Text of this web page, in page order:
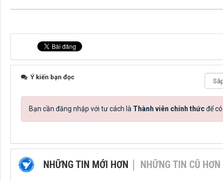
Ý kiến bạn đọc
Bạn cần đăng nhập với tư cách là Thành viên chính thứcđể
NHỮNG TIN MỚI HƠN NHỮNG TIN CŨ HƠN